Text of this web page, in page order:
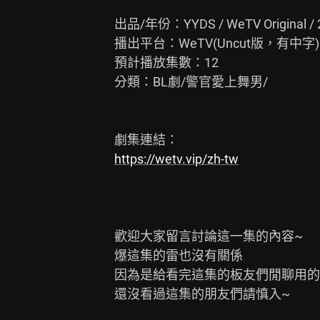
出品/年份：YYDS / WeTV Original /
播出平台：WeTV(Uncut版，有中字)
預計播放集數：12
分類：BL劇/警官愛上舞男/
https://wetv.vip/zh-tw
歡迎大家留言討論這一集的內容~
爆這集的雷也沒有關係
因為是給看完這集的板友們閒聊用
還沒看過這集的朋友們請慎入~